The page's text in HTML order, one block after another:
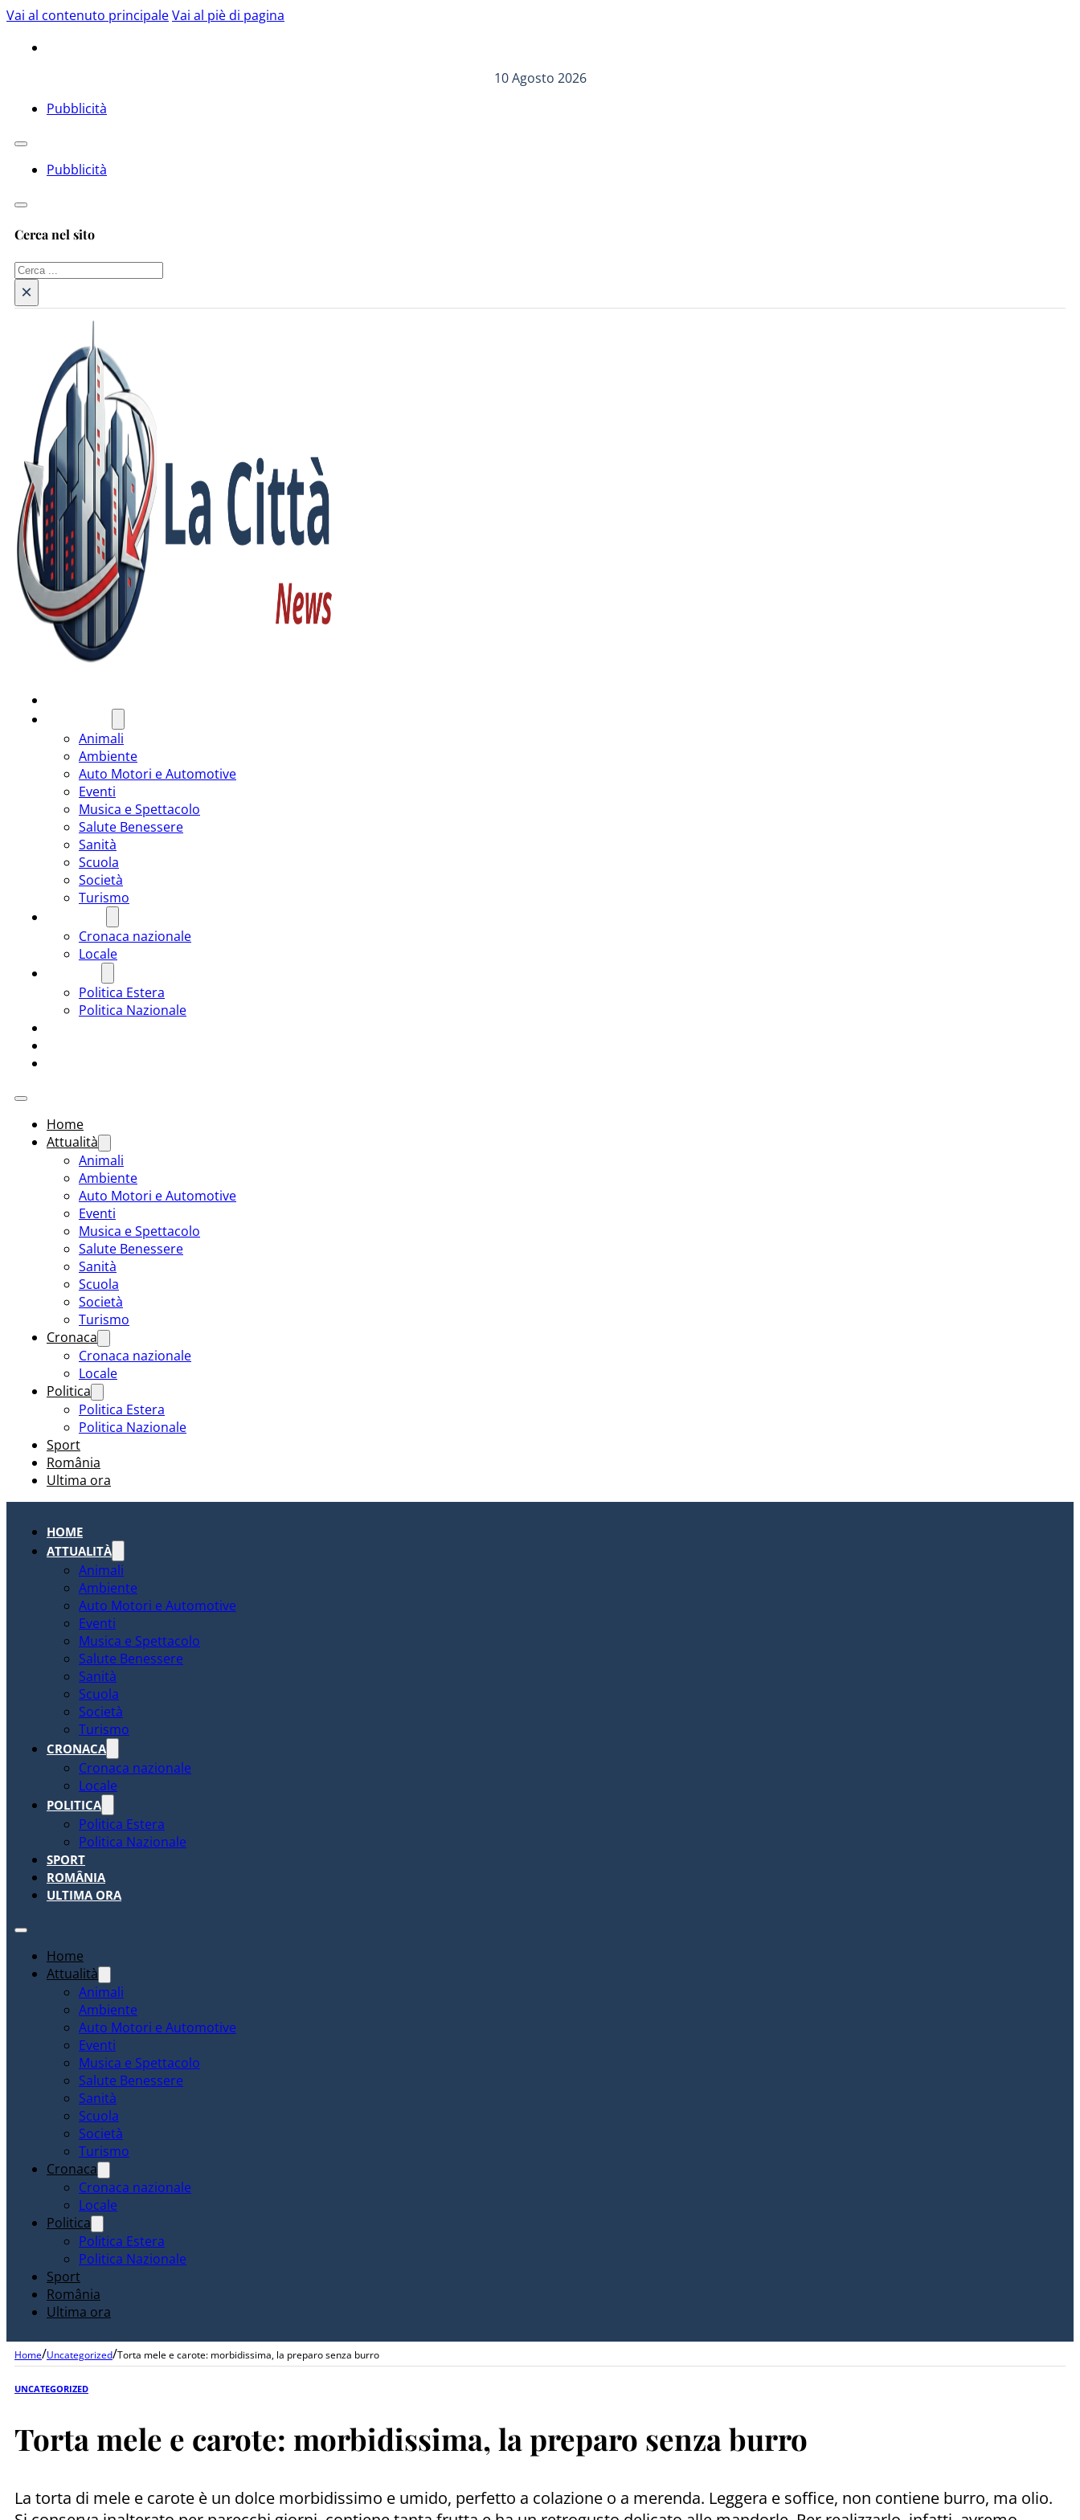
Vai al contenuto principaleVai al piè di pagina
10 Agosto 2026
Pubblicità
Pubblicità
Cerca nel sito
Cerca
×
Animali
Ambiente
Auto Motori e Automotive
Eventi
Musica e Spettacolo
Salute Benessere
Sanità
Scuola
Società
Turismo
Cronaca nazionale
Locale
Politica Estera
Politica Nazionale
Home
Attualità
Animali
Ambiente
Auto Motori e Automotive
Eventi
Musica e Spettacolo
Salute Benessere
Sanità
Scuola
Società
Turismo
Cronaca
Cronaca nazionale
Locale
Politica
Politica Estera
Politica Nazionale
Sport
România
Ultima ora
HOME
ATTUALITÀ
Animali
Ambiente
Auto Motori e Automotive
Eventi
Musica e Spettacolo
Salute Benessere
Sanità
Scuola
Società
Turismo
CRONACA
Cronaca nazionale
Locale
POLITICA
Politica Estera
Politica Nazionale
SPORT
ROMÂNIA
ULTIMA ORA
Home
Attualità
Animali
Ambiente
Auto Motori e Automotive
Eventi
Musica e Spettacolo
Salute Benessere
Sanità
Scuola
Società
Turismo
Cronaca
Cronaca nazionale
Locale
Politica
Politica Estera
Politica Nazionale
Sport
România
Ultima ora
Home/Uncategorized/Torta mele e carote: morbidissima, la preparo senza burro
UNCATEGORIZED
Torta mele e carote: morbidissima, la preparo senza burro
La torta di mele e carote è un dolce morbidissimo e umido, perfetto a colazione o a merenda. Leggera e soffice, non contiene burro, ma olio.